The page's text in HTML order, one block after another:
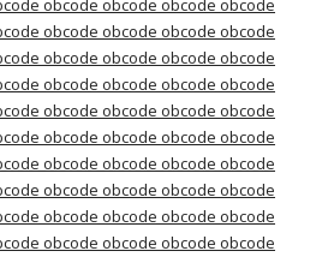
obcode obcode obcode obcode
obcode obcode obcode obcode
obcode obcode obcode obcode
obcode obcode obcode obcode
obcode obcode obcode obcode
obcode obcode obcode obcode
obcode obcode obcode obcode
obcode obcode obcode obcode
obcode obcode obcode obcode
obcode obcode obcode obcode